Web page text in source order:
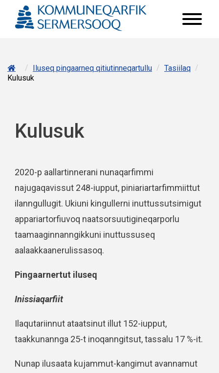
/ Iluseq pingaarneq qitiutinneqartullu / Tasiilaq /
Kulusuk
Kulusuk
2020-p aallartinnerani nunaqarfimmi
najugaqavissut 248-iupput, piniariartarfimmiittut
ilanngullugit. Ukiuni kingullerni inuttussutsimigut
appariartorfiuvoq naatsorsuutigineqarporlu
taamaaginnanngikkuni inuttussuseq
aalaakkaanerulissasoq.
Pingaarnertut iluseq
Inissiaqarfiit
Ilaqutariinnut ataatsinut illut 152-iupput,
taakkunannga 25-t inoqanngitsut, tassalu 17 %-it.
Nunap ilusaata kujammut-kangimut avannamut